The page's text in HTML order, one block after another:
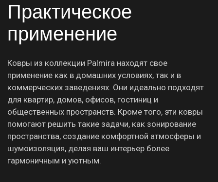
Практическое
применение
Ковры из коллекции Palmira находят свое
применение как в домашних условиях, так и в
коммерческих заведениях. Они идеально подходят
для квартир, домов, офисов, гостиниц и
общественных пространств. Кроме того, эти ковры
помогают решить такие задачи, как зонирование
пространства, создание комфортной атмосферы и
шумоизоляция, делая ваш интерьер более
гармоничным и уютным.